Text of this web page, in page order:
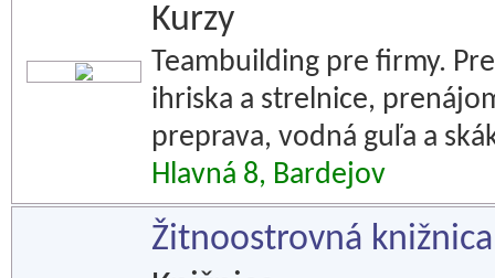
Kurzy
Teambuilding pre firmy.
ihriska a strelnice,
preprava, vodná guľa a
Hlavná 8, Bardejov
Žitnoostrovná